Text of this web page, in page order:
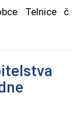
Telnice č.